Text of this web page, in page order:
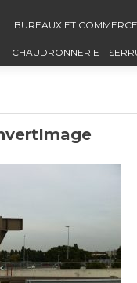
BUREAUX ET
CHAUDRONNERIE –